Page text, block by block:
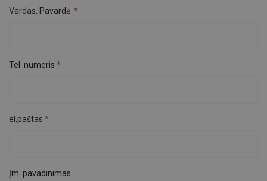
Vardas, Pavardė
Tel. numeris
el.paštas
Įm. pavadinimas